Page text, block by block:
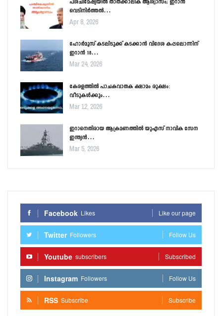
പശ്ചിമേഷ്യയിൽ താത്ക്കാലിക ആശ്വാസം; ഇറാൻ
വെടിനിർത്തൽ…
Apr 8, 2026
ഹോർമൂസ് കടലിടുക്ക് കടക്കാൻ വിദേശ കപ്പലൊന്നിന്
ഇറാൻ 18…
Mar 24, 2026
കേരളത്തിൽ പാചകവാതക ക്ഷാമം രൂക്ഷം:
വീടുകൾക്കും…
Mar 12, 2026
ഇറാനെതിരായ ആക്രമണത്തിൽ യുഎസ് നാവിക സേന
ഇന്ത്യൻ…
Mar 5, 2026
Facebook Likes Like our page
Twitter Followers Follow Us
Youtube subscribers Subscribed
Instagram Followers Follow Us
RSS Subscribe Subscribe